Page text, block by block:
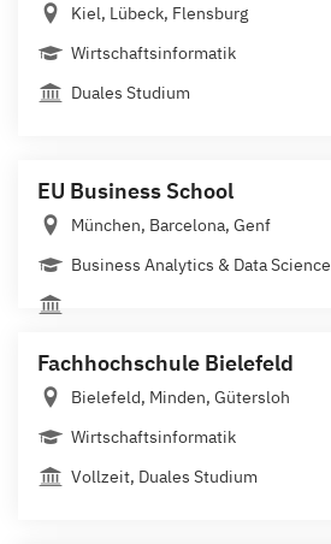
Kiel, Lübeck, Flensburg
Wirtschaftsinformatik
Duales Studium
EU Business School
München, Barcelona, Genf
Business Analytics & Data Science
Fachhochschule Bielefeld
Bielefeld, Minden, Gütersloh
Wirtschaftsinformatik
Vollzeit, Duales Studium